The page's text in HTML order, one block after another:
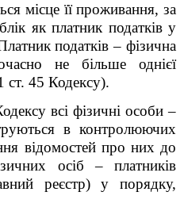
місце її проживання, за
як платник податків у
податків – фізична
не більше однієї
ст. 45 Кодексу).
всі фізичні особи –
в контролюючих
відомостей про них до
осіб – платників
реєстр) у порядку,